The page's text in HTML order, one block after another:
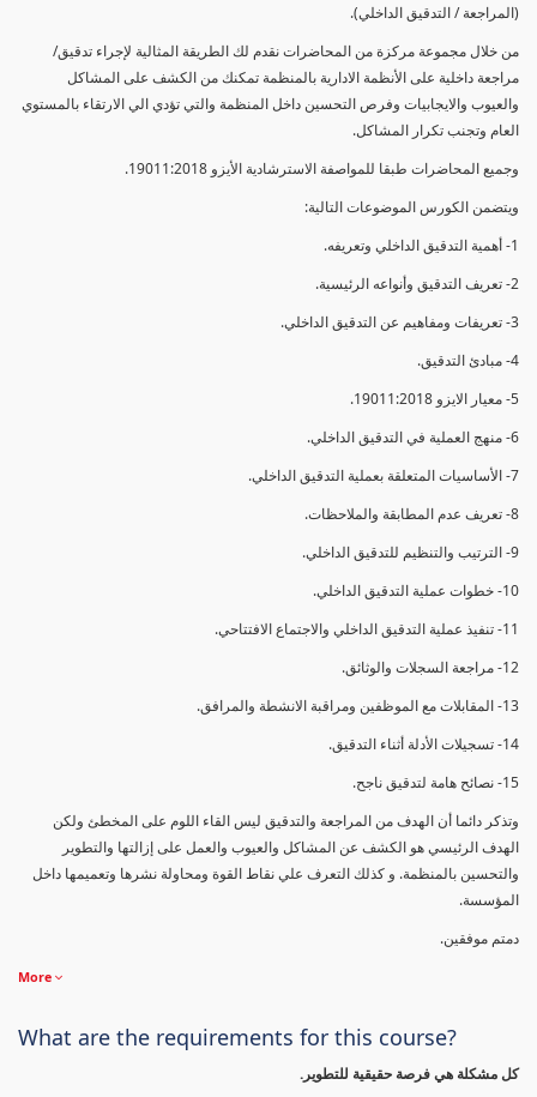
(المراجعة / التدقيق الداخلي).
من خلال مجموعة مركزة من المحاضرات نقدم لك الطريقة المثالية لإجراء تدقيق/
مراجعة داخلية على الأنظمة الادارية بالمنظمة تمكنك من الكشف على المشاكل
والعيوب والايجابيات وفرص التحسين داخل المنظمة والتي تؤدي الي الارتقاء بالمستوي
العام وتجنب تكرار المشاكل.
وجميع المحاضرات طبقا للمواصفة الاسترشادية الأيزو 19011:2018.
ويتضمن الكورس الموضوعات التالية:
1- أهمية التدقيق الداخلي وتعريفه.
2- تعريف التدقيق وأنواعه الرئيسية.
3- تعريفات ومفاهيم عن التدقيق الداخلي.
4- مبادئ التدقيق.
5- معيار الايزو 19011:2018.
6- منهج العملية في التدقيق الداخلي.
7- الأساسيات المتعلقة بعملية التدقيق الداخلي.
8- تعريف عدم المطابقة والملاحظات.
9- الترتيب والتنظيم للتدقيق الداخلي.
10- خطوات عملية التدقيق الداخلي.
11- تنفيذ عملية التدقيق الداخلي والاجتماع الافتتاحي.
12- مراجعة السجلات والوثائق.
13- المقابلات مع الموظفين ومراقبة الانشطة والمرافق.
14- تسجيلات الأدلة أثناء التدقيق.
15- نصائح هامة لتدقيق ناجح.
وتذكر دائما أن الهدف من المراجعة والتدقيق ليس القاء اللوم على المخطئ ولكن
الهدف الرئيسي هو الكشف عن المشاكل والعيوب والعمل على إزالتها والتطوير
والتحسين بالمنظمة. و كذلك التعرف علي نقاط القوة ومحاولة نشرها وتعميمها داخل
المؤسسة.
دمتم موفقين.
More
What are the requirements for this course?
كل مشكلة هي فرصة حقيقية للتطوير.